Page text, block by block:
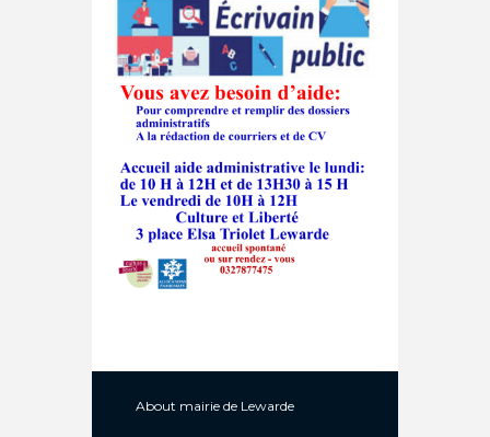
About mairie de Lewarde